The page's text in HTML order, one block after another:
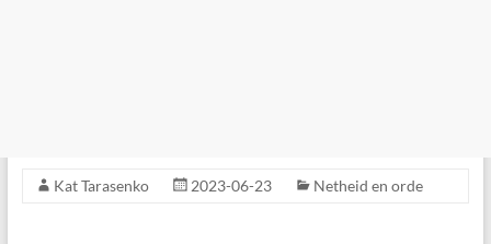
Kat Tarasenko 2023-06-23 Netheid en orde